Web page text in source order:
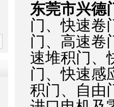
东莞市兴德
门、快速卷
门、高速卷
速堆积门、
门、快速感
积门、自由